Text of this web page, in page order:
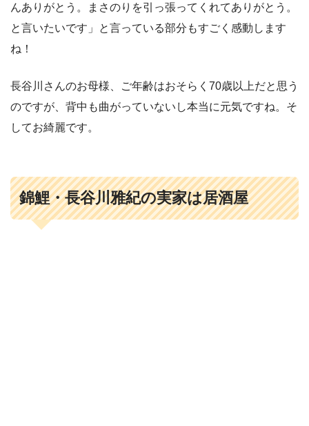
んありがとう。まさのりを引っ張ってくれてありがとう。
と言いたいです」と言っている部分もすごく感動します
ね！
長谷川さんのお母様、ご年齢はおそらく70歳以上だと思う
のですが、背中も曲がっていないし本当に元気ですね。そ
してお綺麗です。
錦鯉・長谷川雅紀の実家は居酒屋